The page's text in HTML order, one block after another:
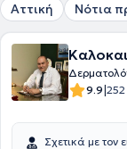
Αττική Νότια
9.9|252
Σχετικά με τον